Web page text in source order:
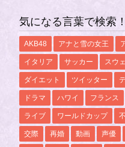
気になる言葉で検索！
AKB48 アナと雪の女王
イタリア サッカー スウ
ダイエット ツイッター
ドラマ ハワイ フランス
ライブ ワールドカップ
交際 再婚 動画 声優